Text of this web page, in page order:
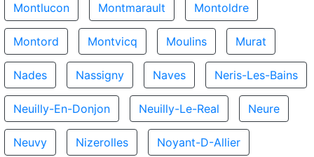
Montlucon Montmarault Montoldre
Montord Montvicq Moulins Murat
Nades Nassigny Naves Neris-Les-Bains
Neuilly-En-Donjon Neuilly-Le-Real Neure
Neuvy Nizerolles Noyant-D-Allier